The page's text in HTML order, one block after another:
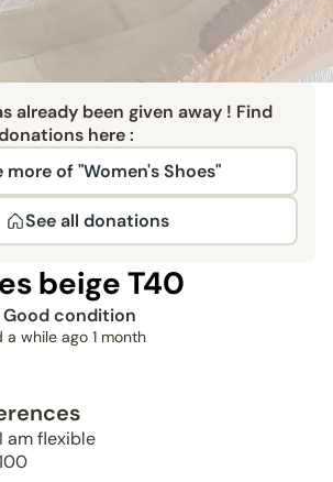
already been given away ! Find
here :
more of "Women's Shoes"
See all donations
beige T40
Good condition
a while ago 1 month
am flexible